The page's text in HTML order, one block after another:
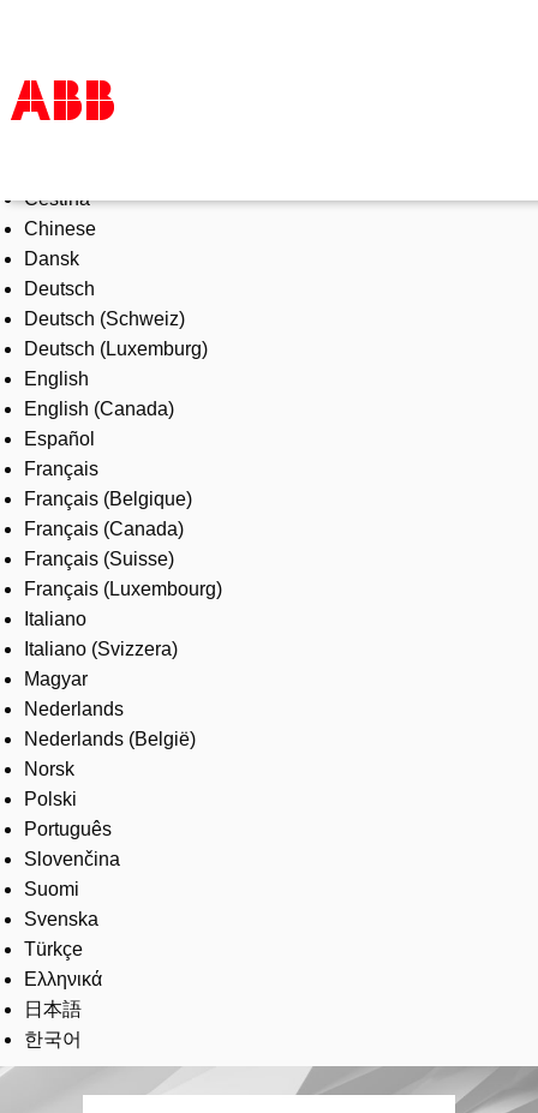
Products & Solutions
Industries
Services
About us
Where to buy
Contact us
Careers
Čeština
Chinese
Dansk
Deutsch
Deutsch (Schweiz)
Deutsch (Luxemburg)
English
English (Canada)
Español
Français
Français (Belgique)
Français (Canada)
Français (Suisse)
Français (Luxembourg)
Italiano
Italiano (Svizzera)
Magyar
Nederlands
Nederlands (België)
Norsk
Polski
Português
Slovenčina
Suomi
Svenska
Türkçe
Ελληνικά
日本語
한국어